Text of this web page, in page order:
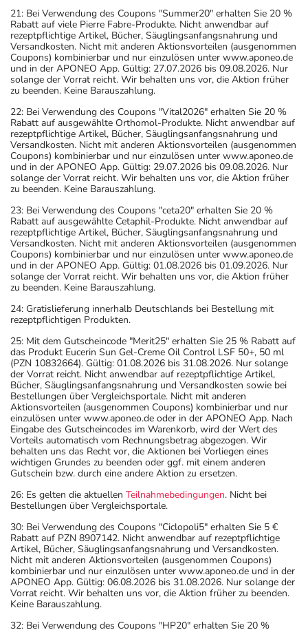
21: Bei Verwendung des Coupons "Summer20" erhalten Sie 20 %
Rabatt auf viele Pierre Fabre-Produkte. Nicht anwendbar auf
rezeptpflichtige Artikel, Bücher, Säuglingsanfangsnahrung und
Versandkosten. Nicht mit anderen Aktionsvorteilen (ausgenommen
Coupons) kombinierbar und nur einzulösen unter www.aponeo.de
und in der APONEO App. Gültig: 27.07.2026 bis 09.08.2026. Nur
solange der Vorrat reicht. Wir behalten uns vor, die Aktion früher
zu beenden. Keine Barauszahlung.
22: Bei Verwendung des Coupons "Vital2026" erhalten Sie 20 %
Rabatt auf ausgewählte Orthomol-Produkte. Nicht anwendbar auf
rezeptpflichtige Artikel, Bücher, Säuglingsanfangsnahrung und
Versandkosten. Nicht mit anderen Aktionsvorteilen (ausgenommen
Coupons) kombinierbar und nur einzulösen unter www.aponeo.de
und in der APONEO App. Gültig: 29.07.2026 bis 09.08.2026. Nur
solange der Vorrat reicht. Wir behalten uns vor, die Aktion früher
zu beenden. Keine Barauszahlung.
23: Bei Verwendung des Coupons "ceta20" erhalten Sie 20 %
Rabatt auf ausgewählte Cetaphil-Produkte. Nicht anwendbar auf
rezeptpflichtige Artikel, Bücher, Säuglingsanfangsnahrung und
Versandkosten. Nicht mit anderen Aktionsvorteilen (ausgenommen
Coupons) kombinierbar und nur einzulösen unter www.aponeo.de
und in der APONEO App. Gültig: 01.08.2026 bis 01.09.2026. Nur
solange der Vorrat reicht. Wir behalten uns vor, die Aktion früher
zu beenden. Keine Barauszahlung.
24: Gratislieferung innerhalb Deutschlands bei Bestellung mit
rezeptpflichtigen Produkten.
25: Mit dem Gutscheincode "Merit25" erhalten Sie 25 % Rabatt auf
das Produkt Eucerin Sun Gel-Creme Oil Control LSF 50+, 50 ml
(PZN 10832664). Gültig: 01.08.2026 bis 31.08.2026. Nur solange
der Vorrat reicht. Nicht anwendbar auf rezeptpflichtige Artikel,
Bücher, Säuglingsanfangsnahrung und Versandkosten sowie bei
Bestellungen über Vergleichsportale. Nicht mit anderen
Aktionsvorteilen (ausgenommen Coupons) kombinierbar und nur
einzulösen unter www.aponeo.de oder in der APONEO App. Nach
Eingabe des Gutscheincodes im Warenkorb, wird der Wert des
Vorteils automatisch vom Rechnungsbetrag abgezogen. Wir
behalten uns das Recht vor, die Aktionen bei Vorliegen eines
wichtigen Grundes zu beenden oder ggf. mit einem anderen
Gutschein bzw. durch eine andere Aktion zu ersetzen.
26: Es gelten die aktuellen Teilnahmebedingungen. Nicht bei
Bestellungen über Vergleichsportale.
30: Bei Verwendung des Coupons "Ciclopoli5" erhalten Sie 5 €
Rabatt auf PZN 8907142. Nicht anwendbar auf rezeptpflichtige
Artikel, Bücher, Säuglingsanfangsnahrung und Versandkosten.
Nicht mit anderen Aktionsvorteilen (ausgenommen Coupons)
kombinierbar und nur einzulösen unter www.aponeo.de und in der
APONEO App. Gültig: 06.08.2026 bis 31.08.2026. Nur solange der
Vorrat reicht. Wir behalten uns vor, die Aktion früher zu beenden.
Keine Barauszahlung.
32: Bei Verwendung des Coupons "HP20" erhalten Sie 20 %